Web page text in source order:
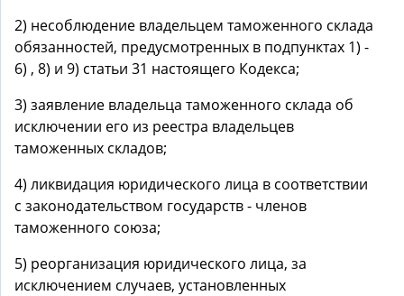
2) несоблюдение владельцем таможенного склада
обязанностей, предусмотренных в подпунктах 1) -
6) , 8) и 9) статьи 31 настоящего Кодекса;
3) заявление владельца таможенного склада об
исключении его из реестра владельцев
таможенных складов;
4) ликвидация юридического лица в соответствии
с законодательством государств - членов
таможенного союза;
5) реорганизация юридического лица, за
исключением случаев, установленных